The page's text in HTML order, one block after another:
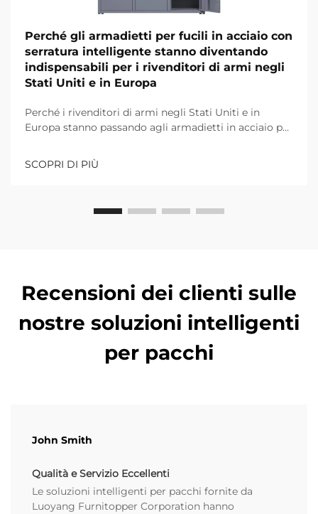
Perché gli armadietti per fucili in acciaio con
serratura intelligente stanno diventando
indispensabili per i rivenditori di armi negli
Stati Uniti e in Europa
Perché i rivenditori di armi negli Stati Uniti e in
Europa stanno passando agli armadietti in acciaio per
normative rigorose, ridurre i furti del 70% e
aumentare i margini. Scopri il futuro del deposito
SCOPRI DI PIÙ
Recensioni dei clienti sulle
nostre soluzioni intelligenti
per pacchi
John Smith
Qualità e Servizio Eccellenti
Le soluzioni intelligenti per pacchi fornite da
Luoyang Furnitopper Corporation hanno